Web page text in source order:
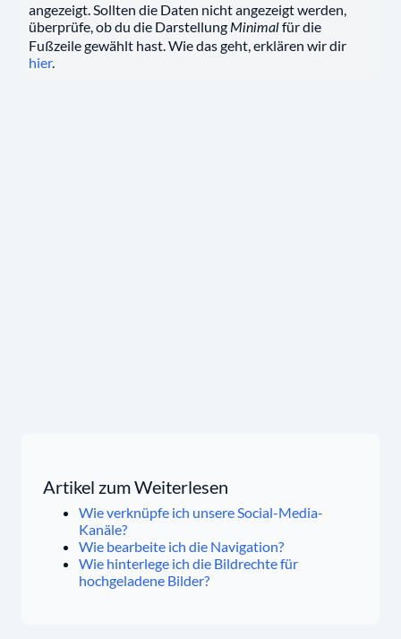
angezeigt. Sollten die Daten nicht angezeigt werden,
überprüfe, ob du die DarstellungMinimalfür die
Fußzeile gewählt hast. Wie das geht, erklären wir dir
hier.
Artikel zum Weiterlesen
Wie verknüpfe ich unsere Social-Media-
Kanäle?
Wie bearbeite ich die Navigation?
Wie hinterlege ich die Bildrechte für
hochgeladene Bilder?